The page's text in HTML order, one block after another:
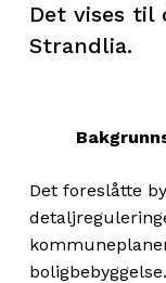
Det vises
Strandlia.
Det foreslåtte